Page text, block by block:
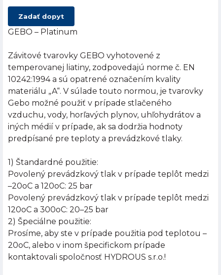
Zadať dopyt
GEBO – Platinum
Závitové tvarovky GEBO vyhotovené z
temperovanej liatiny, zodpovedajú norme č. EN
10242:1994 a sú opatrené označením kvality
materiálu „A“. V súlade touto normou, je tvarovky
Gebo možné použiť v prípade stlačeného
vzduchu, vody, horľavých plynov, uhľohydrátov a
iných médií v prípade, ak sa dodržia hodnoty
predpísané pre teploty a prevádzkové tlaky.
1) Štandardné použitie:
Povolený prevádzkový tlak v prípade teplôt medzi
–20oC a 120oC: 25 bar
Povolený prevádzkový tlak v prípade teplôt medzi
120oC a 300oC: 20–25 bar
2) Špeciálne použitie:
Prosíme, aby ste v prípade použitia pod teplotou –
20oC, alebo v inom špecifickom prípade
kontaktovali spoločnosť HYDROUS s.r.o.!